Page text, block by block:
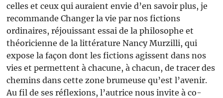
celles et ceux qui auraient envie d’en savoir plus, je
recommande Changer la vie par nos fictions
ordinaires, réjouissant essai de la philosophe et
théoricienne de la littérature Nancy Murzilli, qui
expose la façon dont les fictions agissent dans nos
vies et permettent à chacune, à chacun, de tracer des
chemins dans cette zone brumeuse qu’est l’avenir.
Au fil de ses réflexions, l’autrice nous invite à co-